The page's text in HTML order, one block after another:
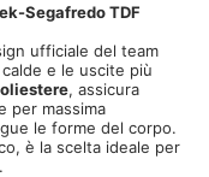
Segafredo TDF
ufficiale del team
e le uscite più
, assicura
per massima
le forme del corpo.
è la scelta ideale per